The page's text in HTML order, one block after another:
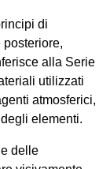
di
alla Serie
utilizzati
atmosferici,
elementi.
delle